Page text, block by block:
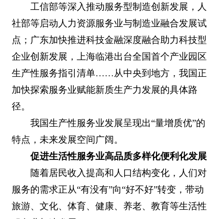
工信部等深入推动服务型制造创新发展，人
社部等启动人力资源服务业与制造业融合发展试
点；广东加快推进科技金融深度融合助力科技型
企业创新发展，上海临港出台全国首个产业园区
生产性服务指引清单……从中央到地方，我国正
加快探索服务业赋能新质生产力发展的具体路
径。
我国生产性服务业发展呈现出“量增质优”的
特点，未来发展空间广阔。
促进生活性服务业高品质多样化便利化发展
随着居民收入提高和人口结构变化，人们对
服务的需求正从“有没有”向“好不好”转变，带动
旅游、文化、体育、健康、养老、教育等生活性